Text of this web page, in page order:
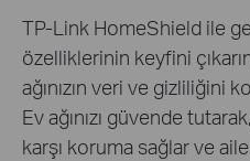
TP-Link HomeShield ile
özelliklerinin keyfini
ağınızın veri ve gizliliğini
Ev ağınızı güvende
karşı koruma sağlar ve